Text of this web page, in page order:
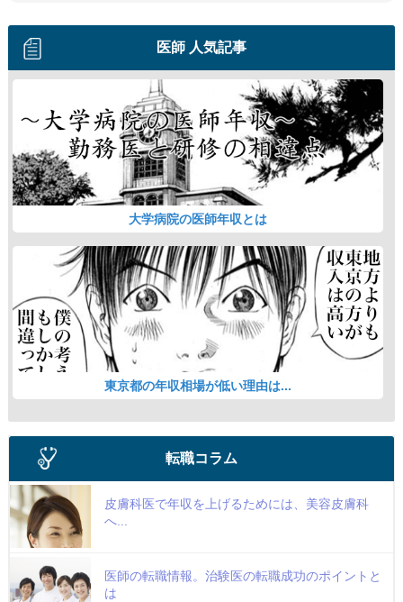
医師 人気記事
大学病院の医師年収とは
東京都の年収相場が低い理由は...
転職コラム
皮膚科医で年収を上げるためには、美容皮膚科
へ...
医師の転職情報。治験医の転職成功のポイントと
は